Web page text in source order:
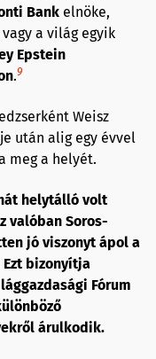
Bank elnöke,
a világ egyik
Epstein
.9
Weisz
után alig egy évvel
meg a helyét.
helytálló volt
valóban Soros-
jó viszonyt ápol a
bizonyítja
Fórum
árulkodik.